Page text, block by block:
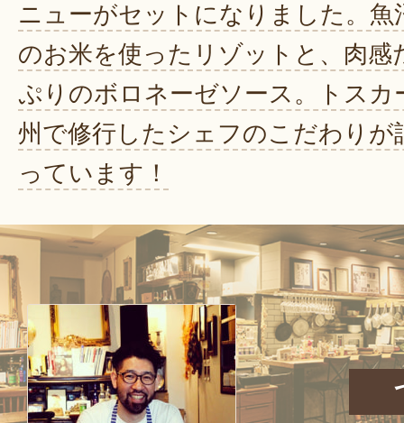
ニューがセットになりました。魚
のお米を使ったリゾットと、肉感
ぷりのボロネーゼソース。トスカ
州で修行したシェフのこだわりが
っています！